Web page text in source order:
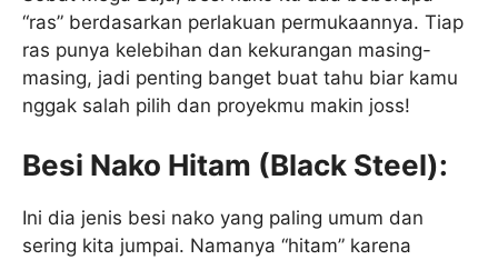
“ras” berdasarkan perlakuan permukaannya. Tiap
ras punya kelebihan dan kekurangan masing-
masing, jadi penting banget buat tahu biar kamu
nggak salah pilih dan proyekmu makin joss!
Besi Nako Hitam (Black Steel):
Ini dia jenis besi nako yang paling umum dan
sering kita jumpai. Namanya “hitam” karena